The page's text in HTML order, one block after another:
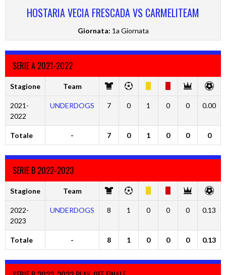
HOSTARIA VECIA FRESCADA VS CARMELITEAM
Giornata: 1a Giornata
SERIE A 2021-2022
Stagione Team
2021-
2022
UNDERDOGS 7 0 1 0 0 0.00
Totale - 7 0 1 0 0 0
SERIE B 2022-2023
Stagione Team
2022-
2023
UNDERDOGS 8 1 0 0 0 0.13
Totale - 8 1 0 0 0 0.13